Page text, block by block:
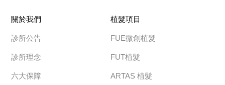
關於我們
診所公告
診所理念
六大保障
植髮項目
FUE微創植髮
FUT植髮
ARTAS 植髮